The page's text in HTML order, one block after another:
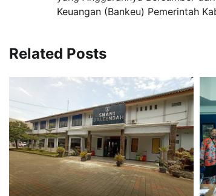
Keuangan (Bankeu) Pemerintah
Related Posts